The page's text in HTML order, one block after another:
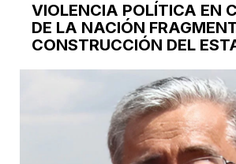
VIOLENCIA POLÍTICA EN
DE LA NACIÓN
CONSTRUCCIÓN DEL